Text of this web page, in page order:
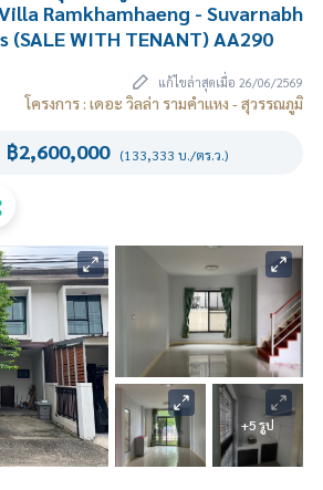
Ramkhamhaeng - Suvarnabh
WITH TENANT) AA290
แก้ไขล่าสุดเมื่อ 26/06/2569
โครงการ : เดอะ วิลล่า รามคำแหง - สุวรรณภูมิ
฿2,600,000 (133,333 บ./ตร.ว.)
+5 รูป